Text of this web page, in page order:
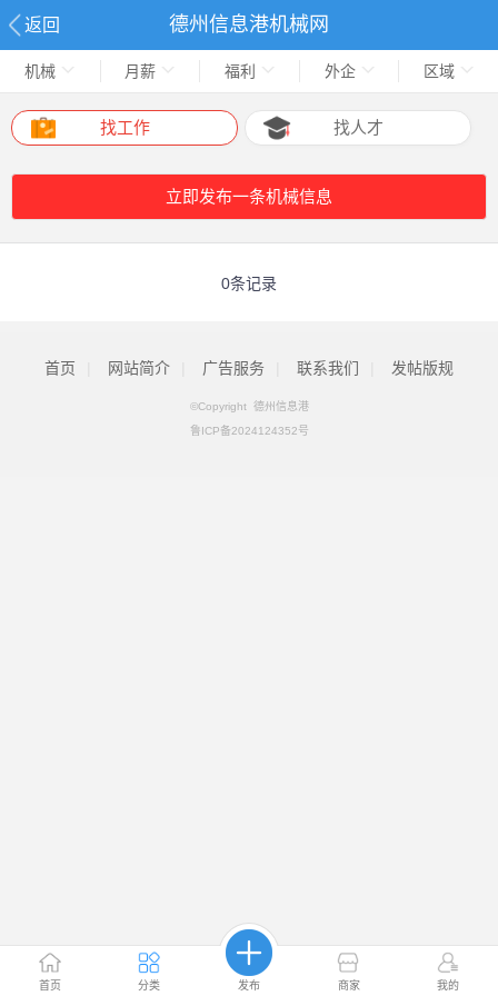
返回 德州信息港机械网
首页 分类 发布 商家 我的
机械 月薪 福利 外企 区域
找工作 找人才
立即发布一条机械信息
0条记录
首页 网站简介 广告服务 联系我们 发帖版规
©Copyright 德州信息港
鲁ICP备2024124352号